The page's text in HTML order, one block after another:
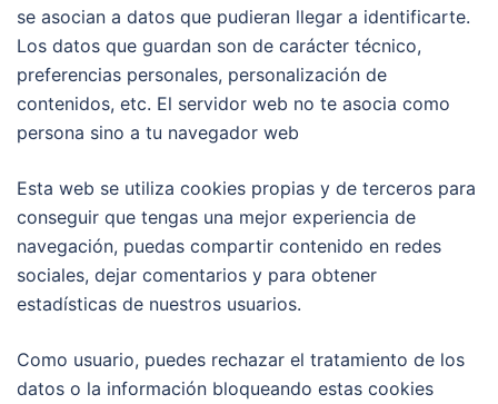
se asocian a datos que pudieran llegar a identificarte.
Los datos que guardan son de carácter técnico,
preferencias personales, personalización de
contenidos, etc. El servidor web no te asocia como
persona sino a tu navegador web
Esta web se utiliza cookies propias y de terceros para
conseguir que tengas una mejor experiencia de
navegación, puedas compartir contenido en redes
sociales, dejar comentarios y para obtener
estadísticas de nuestros usuarios.
Como usuario, puedes rechazar el tratamiento de los
datos o la información bloqueando estas cookies